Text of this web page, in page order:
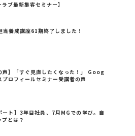
ブ最新集客セミナー】
当養成講座61期終了しました！
声】「すぐ見直したくなった！」 Goog
ロフィールセミナー受講者の声
ート】3年目社員、7月MGでの学び。自
とは？